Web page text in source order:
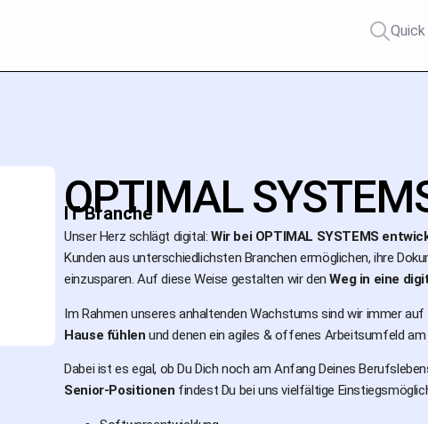
OPTIMAL
IT Branche
Unser Herz schlägt digital: Wir bei OPTIMAL SYSTEMS
Kunden aus unterschiedlichsten Branchen ermöglichen, ihre
einzusparen. Auf diese Weise gestalten wir denWeg in eine
Im Rahmen unseres anhaltenden Wachstums sind wir immer auf
Hause fühlen und denen ein agiles & offenes Arbeitsumfeld am
Dabei ist es egal, ob Du Dich noch am Anfang Deines
Senior-Positionen findest Du bei uns vielfältige